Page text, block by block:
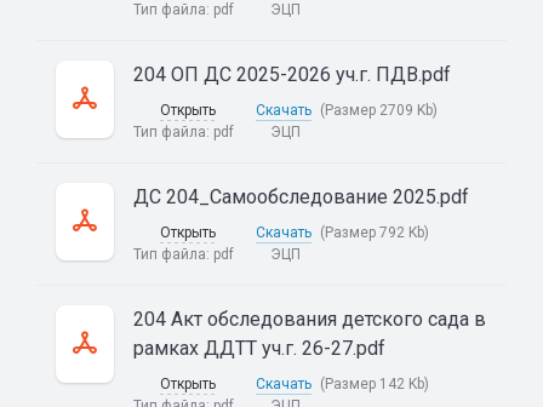
Тип файла: pdf ЭЦП
204 ОП ДС 2025-2026 уч.г. ПДВ.pdf
Открыть Скачать (Размер 2709 Kb)
Тип файла: pdf ЭЦП
ДС 204_Самообследование 2025.pdf
Открыть Скачать (Размер 792 Kb)
Тип файла: pdf ЭЦП
204 Акт обследования детского сада в
рамках ДДТТ уч.г. 26-27.pdf
Открыть Скачать (Размер 142 Kb)